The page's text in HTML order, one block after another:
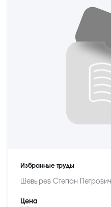
Избранные труды
Шевырев Степан Петрович
Цена